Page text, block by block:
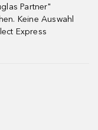
Partner"
Keine Auswahl
Express